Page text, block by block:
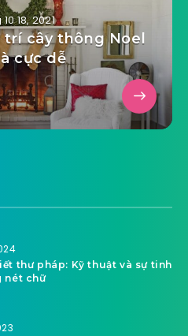
18, 2021
cây thông Noel
cực dễ
thư pháp: Kỹ thuật và sự tinh
nét chữ